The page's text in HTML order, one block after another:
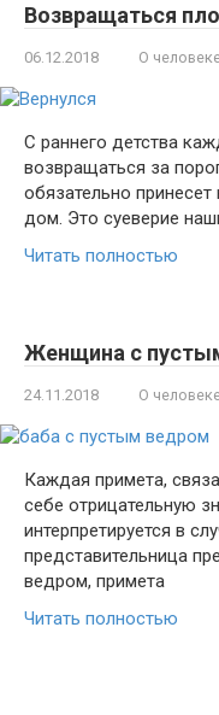
Возвращаться
06.12.2018 О
С раннего детства
возвращаться за
обязательно
дом. Это суеверие
Читать полностью
Женщина с
24.11.2018 О
Каждая примета,
себе отрицательную
интерпретируется в
представительница
ведром, примета
Читать полностью